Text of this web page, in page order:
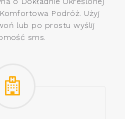
Podróż. Użyj
lub po prostu wyślij
sms.